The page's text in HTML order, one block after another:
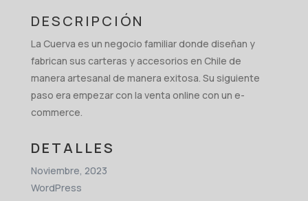
DESCRIPCIÓN
La Cuerva es un negocio familiar donde diseñan y
fabrican sus carteras y accesorios en Chile de
manera artesanal de manera exitosa. Su siguiente
paso era empezar con la venta online con un e-
commerce.
DETALLES
Noviembre, 2023
WordPress